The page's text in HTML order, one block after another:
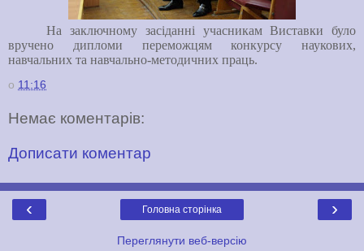
На заключному засіданні учасникам Виставки було
вручено дипломи переможцям конкурсу наукових,
навчальних та навчально-методичних праць.
о 11:16
Немає коментарів:
Дописати коментар
‹ ›
Головна сторінка
Переглянути веб-версію